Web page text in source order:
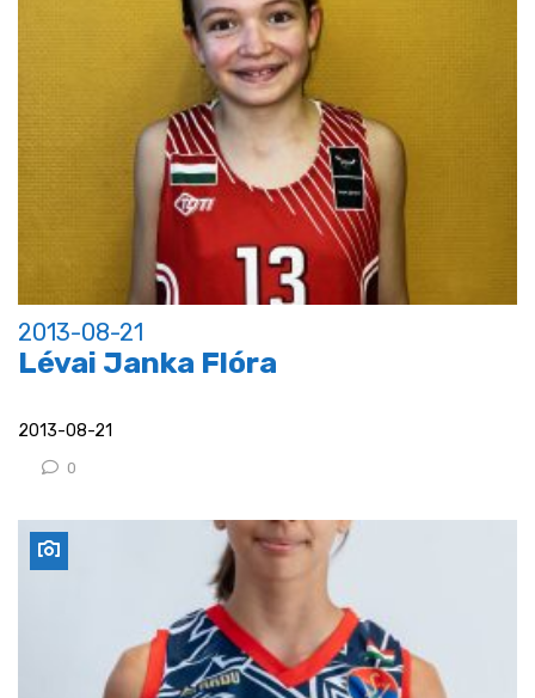
2013-08-21
Lévai Janka Flóra
2013-08-21
0